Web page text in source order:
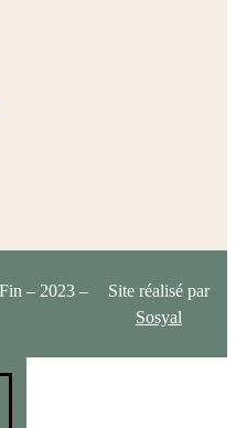
– 2023 –
Site réalisé par
Sosyal